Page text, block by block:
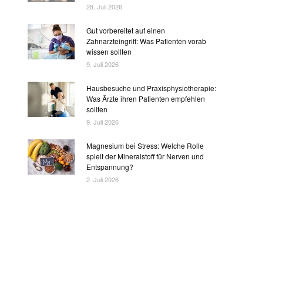
28. Juli 2026
Gut vorbereitet auf einen
Zahnarzteingriff: Was Patienten vorab
wissen sollten
9. Juli 2026
Hausbesuche und Praxisphysiotherapie:
Was Ärzte ihren Patienten empfehlen
sollten
9. Juli 2026
Magnesium bei Stress: Welche Rolle
spielt der Mineralstoff für Nerven und
Entspannung?
2. Juli 2026